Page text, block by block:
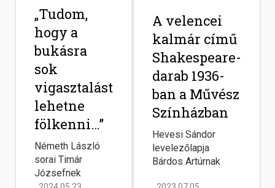
„Tudom,
hogy a
bukásra
sok
vigasztalást
lehetne
fölkenni…”
Németh László
sorai Timár
Józsefnek
A velencei
kalmár című
Shakespeare-
darab 1936-
ban a Művész
Színházban
Hevesi Sándor
levelezőlapja
Bárdos Artúrnak